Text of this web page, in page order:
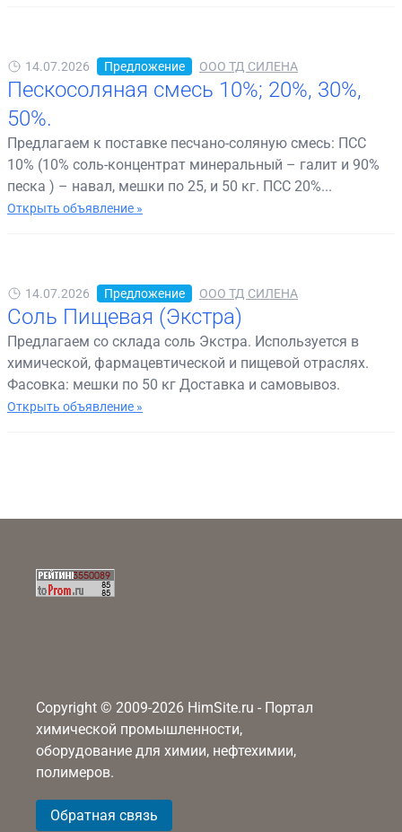
14.07.2026 Предложение ООО ТД СИЛЕНА
Пескосоляная смесь 10%; 20%, 30%,
50%.
Предлагаем к поставке песчано-соляную смесь: ПСС
10% (10% соль-концентрат минеральный – галит и 90%
песка ) – навал, мешки по 25, и 50 кг. ПСС 20%...
Открыть объявление »
14.07.2026 Предложение ООО ТД СИЛЕНА
Соль Пищевая (Экстра)
Предлагаем со склада соль Экстра. Используется в
химической, фармацевтической и пищевой отраслях.
Фасовка: мешки по 50 кг Доставка и самовывоз.
Открыть объявление »
Copyright © 2009-2026 HimSite.ru - Портал
химической промышленности,
оборудование для химии, нефтехимии,
полимеров.
Обратная связь